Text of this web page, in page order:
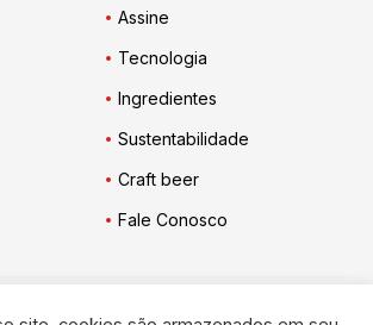
Assine
Tecnologia
Ingredientes
Sustentabilidade
Craft beer
Fale Conosco